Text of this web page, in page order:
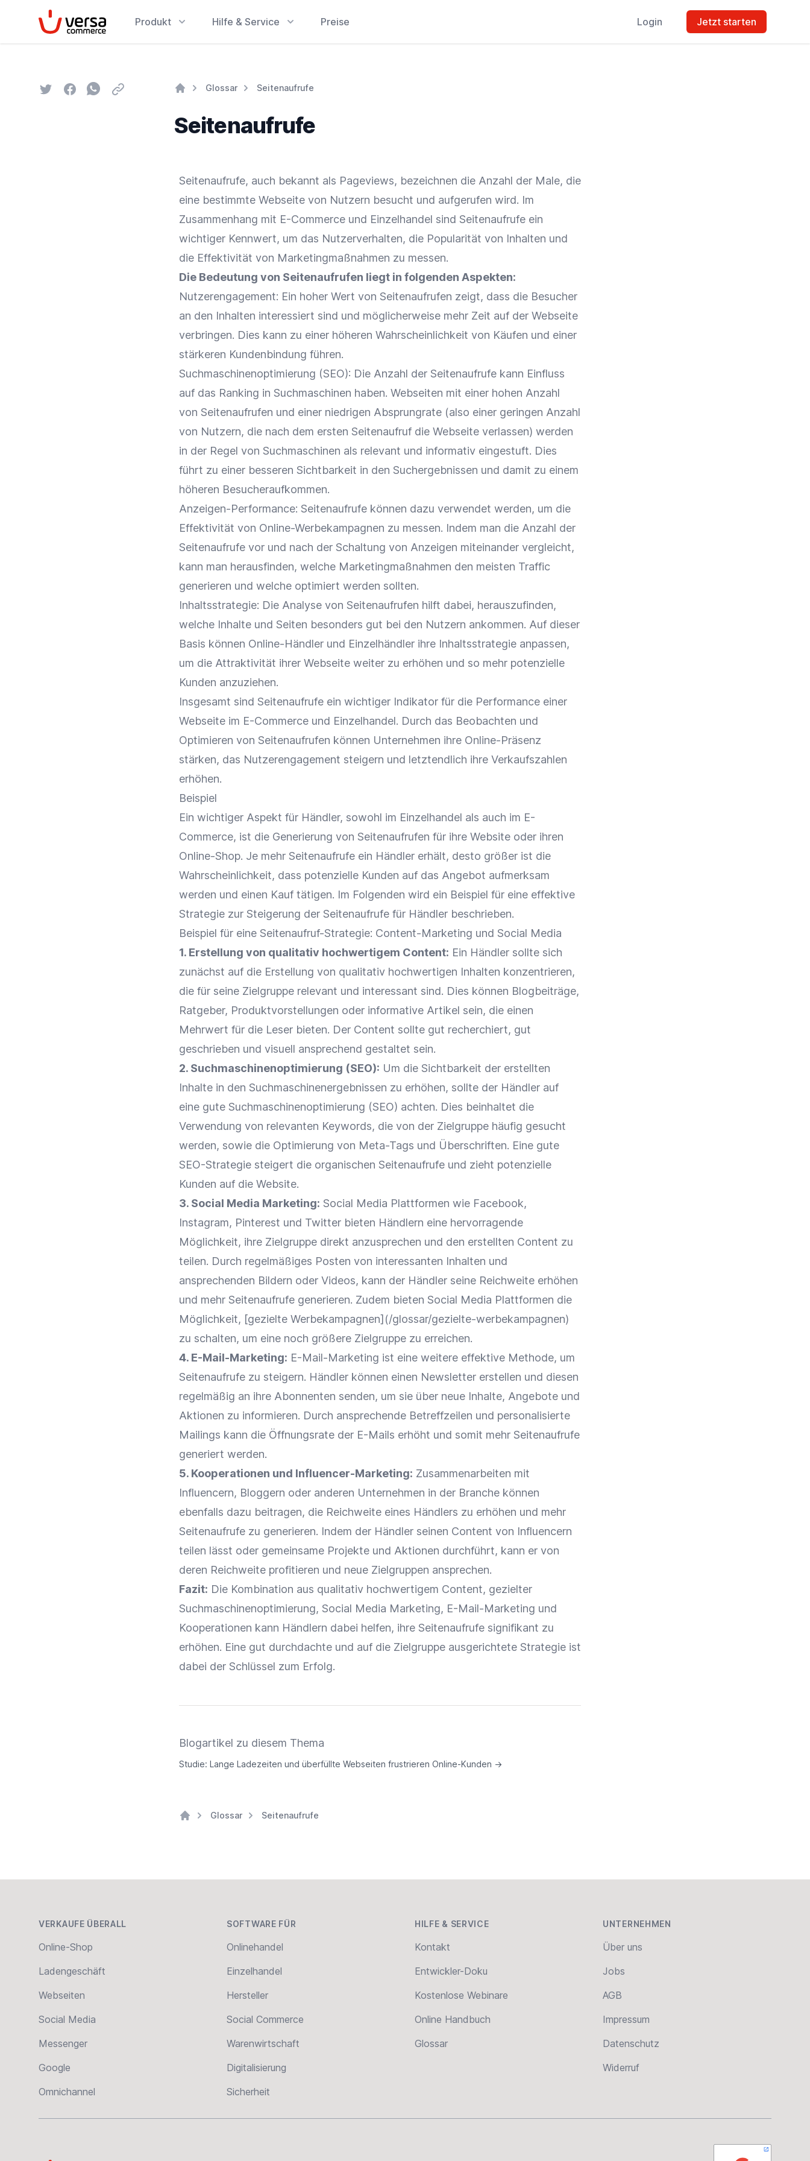
VersaCommerce Produkt Hilfe & Service Preise Login Jetzt starten
TwitterFacebookWhatsapp
Email Glossar Seitenaufrufe
Seitenaufrufe
Seitenaufrufe, auch bekannt als Pageviews, bezeichnen die Anzahl der Male, die
eine bestimmte Webseite von Nutzern besucht und aufgerufen wird. Im
Zusammenhang mit E-Commerce und Einzelhandel sind Seitenaufrufe ein
wichtiger Kennwert, um das Nutzerverhalten, die Popularität von Inhalten und
die Effektivität von Marketingmaßnahmen zu messen.
Die Bedeutung von Seitenaufrufen liegt in folgenden Aspekten:
Nutzerengagement: Ein hoher Wert von Seitenaufrufen zeigt, dass die Besucher
an den Inhalten interessiert sind und möglicherweise mehr Zeit auf der Webseite
verbringen. Dies kann zu einer höheren Wahrscheinlichkeit von Käufen und einer
stärkeren Kundenbindung führen.
Suchmaschinenoptimierung (SEO): Die Anzahl der Seitenaufrufe kann Einfluss
auf das Ranking in Suchmaschinen haben. Webseiten mit einer hohen Anzahl
von Seitenaufrufen und einer niedrigen Absprungrate (also einer geringen Anzahl
von Nutzern, die nach dem ersten Seitenaufruf die Webseite verlassen) werden
in der Regel von Suchmaschinen als relevant und informativ eingestuft. Dies
führt zu einer besseren Sichtbarkeit in den Suchergebnissen und damit zu einem
höheren Besucheraufkommen.
Anzeigen-Performance: Seitenaufrufe können dazu verwendet werden, um die
Effektivität von Online-Werbekampagnen zu messen. Indem man die Anzahl der
Seitenaufrufe vor und nach der Schaltung von Anzeigen miteinander vergleicht,
kann man herausfinden, welche Marketingmaßnahmen den meisten Traffic
generieren und welche optimiert werden sollten.
Inhaltsstrategie: Die Analyse von Seitenaufrufen hilft dabei, herauszufinden,
welche Inhalte und Seiten besonders gut bei den Nutzern ankommen. Auf dieser
Basis können Online-Händler und Einzelhändler ihre Inhaltsstrategie anpassen,
um die Attraktivität ihrer Webseite weiter zu erhöhen und so mehr potenzielle
Kunden anzuziehen.
Insgesamt sind Seitenaufrufe ein wichtiger Indikator für die Performance einer
Webseite im E-Commerce und Einzelhandel. Durch das Beobachten und
Optimieren von Seitenaufrufen können Unternehmen ihre Online-Präsenz
stärken, das Nutzerengagement steigern und letztendlich ihre Verkaufszahlen
erhöhen.
Beispiel
Ein wichtiger Aspekt für Händler, sowohl im Einzelhandel als auch im E-
Commerce, ist die Generierung von Seitenaufrufen für ihre Website oder ihren
Online-Shop. Je mehr Seitenaufrufe ein Händler erhält, desto größer ist die
Wahrscheinlichkeit, dass potenzielle Kunden auf das Angebot aufmerksam
werden und einen Kauf tätigen. Im Folgenden wird ein Beispiel für eine effektive
Strategie zur Steigerung der Seitenaufrufe für Händler beschrieben.
Beispiel für eine Seitenaufruf-Strategie: Content-Marketing und Social Media
1. Erstellung von qualitativ hochwertigem Content: Ein Händler sollte sich
zunächst auf die Erstellung von qualitativ hochwertigen Inhalten konzentrieren,
die für seine Zielgruppe relevant und interessant sind. Dies können Blogbeiträge,
Ratgeber, Produktvorstellungen oder informative Artikel sein, die einen
Mehrwert für die Leser bieten. Der Content sollte gut recherchiert, gut
geschrieben und visuell ansprechend gestaltet sein.
2. Suchmaschinenoptimierung (SEO): Um die Sichtbarkeit der erstellten
Inhalte in den Suchmaschinenergebnissen zu erhöhen, sollte der Händler auf
eine gute Suchmaschinenoptimierung (SEO) achten. Dies beinhaltet die
Verwendung von relevanten Keywords, die von der Zielgruppe häufig gesucht
werden, sowie die Optimierung von Meta-Tags und Überschriften. Eine gute
SEO-Strategie steigert die organischen Seitenaufrufe und zieht potenzielle
Kunden auf die Website.
3. Social Media Marketing: Social Media Plattformen wie Facebook,
Instagram, Pinterest und Twitter bieten Händlern eine hervorragende
Möglichkeit, ihre Zielgruppe direkt anzusprechen und den erstellten Content zu
teilen. Durch regelmäßiges Posten von interessanten Inhalten und
ansprechenden Bildern oder Videos, kann der Händler seine Reichweite erhöhen
und mehr Seitenaufrufe generieren. Zudem bieten Social Media Plattformen die
Möglichkeit, [gezielte Werbekampagnen](/glossar/gezielte-werbekampagnen)
zu schalten, um eine noch größere Zielgruppe zu erreichen.
4. E-Mail-Marketing: E-Mail-Marketing ist eine weitere effektive Methode, um
Seitenaufrufe zu steigern. Händler können einen Newsletter erstellen und diesen
regelmäßig an ihre Abonnenten senden, um sie über neue Inhalte, Angebote und
Aktionen zu informieren. Durch ansprechende Betreffzeilen und personalisierte
Mailings kann die Öffnungsrate der E-Mails erhöht und somit mehr Seitenaufrufe
generiert werden.
5. Kooperationen und Influencer-Marketing: Zusammenarbeiten mit
Influencern, Bloggern oder anderen Unternehmen in der Branche können
ebenfalls dazu beitragen, die Reichweite eines Händlers zu erhöhen und mehr
Seitenaufrufe zu generieren. Indem der Händler seinen Content von Influencern
teilen lässt oder gemeinsame Projekte und Aktionen durchführt, kann er von
deren Reichweite profitieren und neue Zielgruppen ansprechen.
Fazit: Die Kombination aus qualitativ hochwertigem Content, gezielter
Suchmaschinenoptimierung, Social Media Marketing, E-Mail-Marketing und
Kooperationen kann Händlern dabei helfen, ihre Seitenaufrufe signifikant zu
erhöhen. Eine gut durchdachte und auf die Zielgruppe ausgerichtete Strategie ist
dabei der Schlüssel zum Erfolg.
Blogartikel zu diesem Thema
Studie: Lange Ladezeiten und überfüllte Webseiten frustrieren Online-Kunden →
Glossar Seitenaufrufe
VERKAUFE ÜBERALL
Online-Shop
Ladengeschäft
Webseiten
Social Media
Messenger
Google
Omnichannel
SOFTWARE FÜR
Onlinehandel
Einzelhandel
Hersteller
Social Commerce
Warenwirtschaft
Digitalisierung
Sicherheit
HILFE & SERVICE
Kontakt
Entwickler-Doku
Kostenlose Webinare
Online Handbuch
Glossar
UNTERNEHMEN
Über uns
Jobs
AGB
Impressum
Datenschutz
Widerruf